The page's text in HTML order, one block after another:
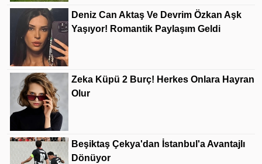
Deniz Can Aktaş Ve Devrim Özkan Aşk
Yaşıyor! Romantik Paylaşım Geldi
Zeka Küpü 2 Burç! Herkes Onlara Hayran
Olur
Beşiktaş Çekya'dan İstanbul'a Avantajlı
Dönüyor